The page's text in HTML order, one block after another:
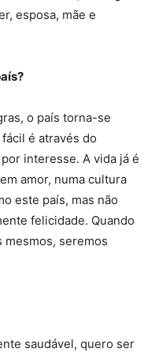
esposa, mãe e
o país torna-se
é através do
interesse. A vida já é
amor, numa cultura
este país, mas não
felicidade. Quando
mesmos, seremos
saudável, quero ser